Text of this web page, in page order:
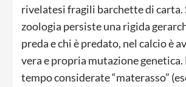
rivelatesi fragili barchette di carta.
zoologia persiste una rigida
preda e chi è predato, nel calcio è
vera e propria mutazione genetica.
tempo considerate “materasso”